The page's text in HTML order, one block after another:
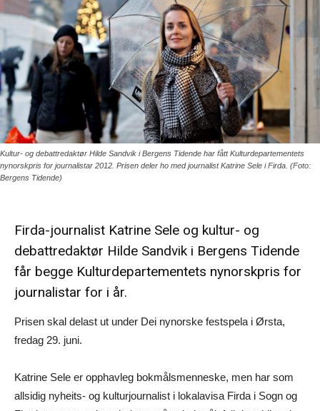
Kultur- og debattredaktør Hilde Sandvik i Bergens Tidende har fått Kulturdepartementets
nynorskpris for journalistar 2012. Prisen deler ho med journalist Katrine Sele i Firda. (Foto:
Bergens Tidende)
Firda-journalist Katrine Sele og kultur- og
debattredaktør Hilde Sandvik i Bergens Tidende
får begge Kulturdepartementets nynorskpris for
journalistar for i år.
Prisen skal delast ut under Dei nynorske festspela i Ørsta,
fredag 29. juni.
Katrine Sele er opphavleg bokmålsmenneske, men har som
allsidig nyheits- og kulturjournalist i lokalavisa Firda i Sogn og